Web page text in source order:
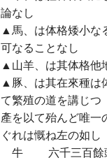
論なし
▲馬、は体格矮小な
可なることなし
▲山羊、は其体格他
▲豚、は其在來種は
て繁殖の道を講じ
產を以て殆んど唯一
ぐれは慨ね左の如し
牛 六千三百餘